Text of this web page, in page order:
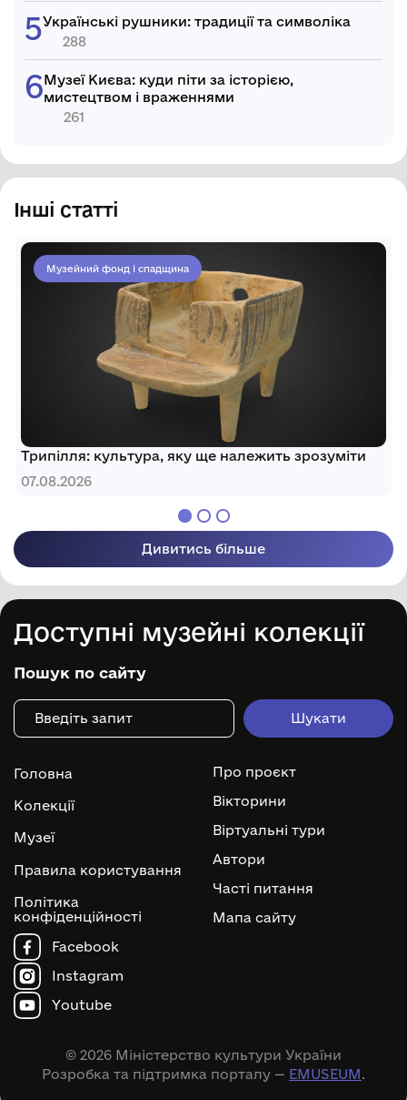
Українські рушники: традиції та символіка
288
Музеї Києва: куди піти за історією,
мистецтвом і враженнями
261
Інші статті
Трипілля: культура, яку ще належить зрозуміти
07.08.2026
Музейний фонд і спадщина
Дивитись більше
Доступні музейні колекції
Пошук по сайту
Головна
Колекції
Музеї
Правила користування
Політика
конфіденційності
Про проєкт
Вікторини
Віртуальні тури
Автори
Часті питання
Мапа сайту
Facebook
Instagram
Youtube
© 2026 Міністерство культури України
Розробка та підтримка порталу — EMUSEUM.